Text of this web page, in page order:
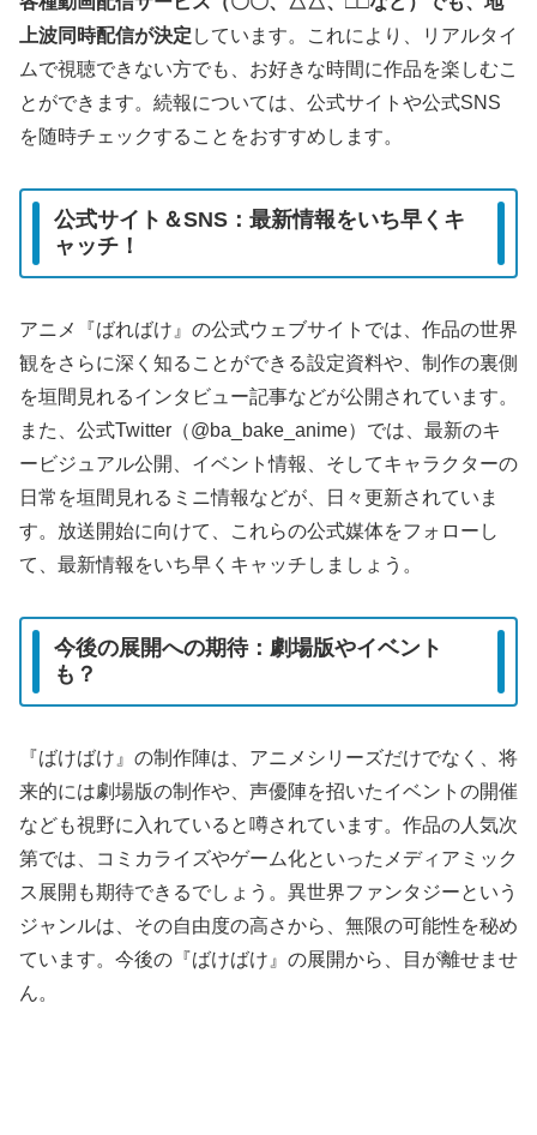
上波同時配信が決定 しています。これにより、リアルタイ
ムで視聴できない方でも、お好きな時間に作品を楽しむこ
とができます。続報については、公式サイトや公式SNS
を随時チェックすることをおすすめします。
公式サイト＆SNS：最新情報をいち早くキ
ャッチ！
アニメ『ばればけ』の公式ウェブサイトでは、作品の世界
観をさらに深く知ることができる設定資料や、制作の裏側
を垣間見れるインタビュー記事などが公開されています。
また、公式Twitter（@ba_bake_anime）では、最新のキ
ービジュアル公開、イベント情報、そしてキャラクターの
日常を垣間見れるミニ情報などが、日々更新されていま
す。放送開始に向けて、これらの公式媒体をフォローし
て、最新情報をいち早くキャッチしましょう。
今後の展開への期待：劇場版やイベント
も？
『ばけばけ』の制作陣は、アニメシリーズだけでなく、将
来的には劇場版の制作や、声優陣を招いたイベントの開催
なども視野に入れていると噂されています。作品の人気次
第では、コミカライズやゲーム化といったメディアミック
ス展開も期待できるでしょう。異世界ファンタジーという
ジャンルは、その自由度の高さから、無限の可能性を秘め
ています。今後の『ばけばけ』の展開から、目が離せませ
ん。